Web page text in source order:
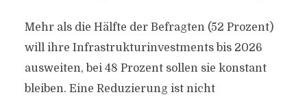
Mehr als die Hälfte der Befragten (52 Prozent)
will ihre Infrastrukturinvestments bis 2026
ausweiten, bei 48 Prozent sollen sie konstant
bleiben. Eine Reduzierung ist nicht